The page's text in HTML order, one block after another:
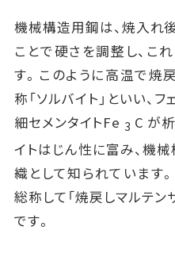
機械構造用鋼は、焼入れ
ことで硬さを調整し、こ
す。このように高温で焼
称「ソルバイト」といい、
細セメンタイトFe 3 C が
イトはじん性に富み、機
織として知られています
総称して「焼戻しマルテン
です。